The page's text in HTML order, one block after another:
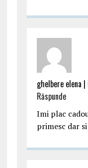
ghelbere elena |
Răspunde
Imi plac
primesc dar